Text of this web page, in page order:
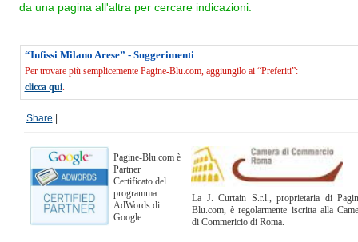
da una pagina all'altra per cercare indicazioni.
“Infissi Milano Arese” - Suggerimenti
Per trovare più semplicemente Pagine-Blu.com, aggiungilo ai “Preferiti”:
clicca qui.
Share
Pagine-Blu.com è
Partner
Certificato del
programma
AdWords di
Google.
La J. Curtain S.r.l., proprietaria di
Blu.com, è regolarmente iscritta alla
di Commericio di Roma.